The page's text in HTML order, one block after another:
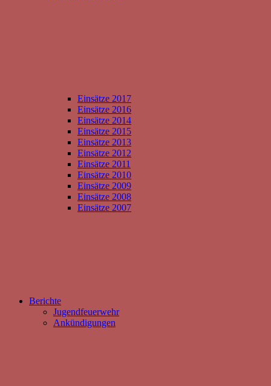
Einsätze 2017
Einsätze 2016
Einsätze 2014
Einsätze 2015
Einsätze 2013
Einsätze 2012
Einsätze 2011
Einsätze 2010
Einsätze 2009
Einsätze 2008
Einsätze 2007
Berichte
Jugendfeuerwehr
Ankündigungen